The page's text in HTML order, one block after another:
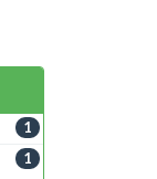
1
1